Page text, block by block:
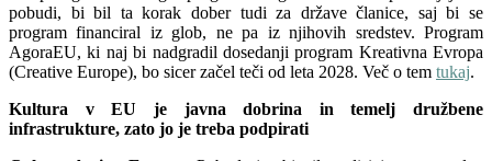
pobudi, bi bil ta korak dober tudi za države članice, saj bi se
program financiral iz glob, ne pa iz njihovih sredstev. Program
AgoraEU, ki naj bi nadgradil dosedanji program Kreativna Evropa
(Creative Europe), bo sicer začel teči od leta 2028. Več o tem tukaj.
Kultura v EU je javna dobrina in temelj družbene
infrastrukture, zato jo je treba podpirati